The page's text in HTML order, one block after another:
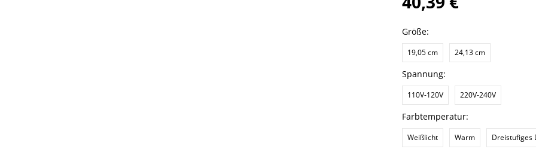
Größe:
19,05 cm 24,13 cm
Spannung:
110V-120V 220V-240V
Farbtemperatur:
Weißlicht Warm Dreistufiges